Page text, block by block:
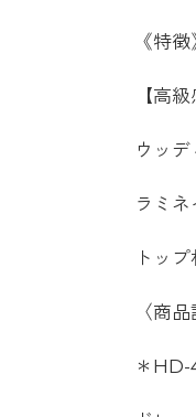
《特徴
【高
ウッ
ラミ
トッ
〈商品
＊HD-